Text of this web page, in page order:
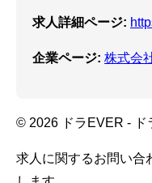
求人詳細ページ:
企業ページ: 株式会
© 2026 ドラEVER - ド
求人に関するお問い合